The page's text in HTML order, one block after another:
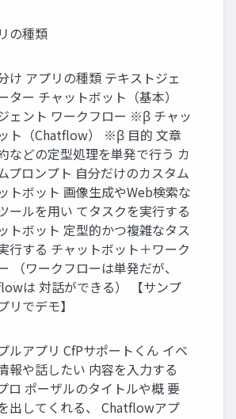
の種類
け アプリの種類 テキストジェ
ター チャットボット（基本）
ェント ワークフロー ※β チャッ
ト（Chatflow） ※β 目的 文章
などの定型処理を単発で行う カ
プロンプト 自分だけのカスタム
トボット 画像生成やWeb検索な
ールを用い てタスクを実行する
トボット 定型的かつ複雑なタス
行する チャットボット＋ワーク
（ワークフローは単発だが、
は 対話ができる） 【サンプ
リでデモ】
ルアプリ CfPサポートくん イベ
報や話したい 内容を入力する
ロ ポーザルのタイトルや概 要
出してくれる、 Chatflowアプ